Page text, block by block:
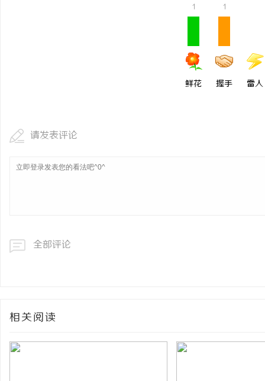
1
鲜花
1
握手 雷人
请发表评论
全部评论
相关阅读